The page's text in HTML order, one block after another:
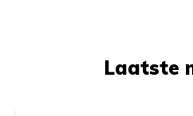
Laatste